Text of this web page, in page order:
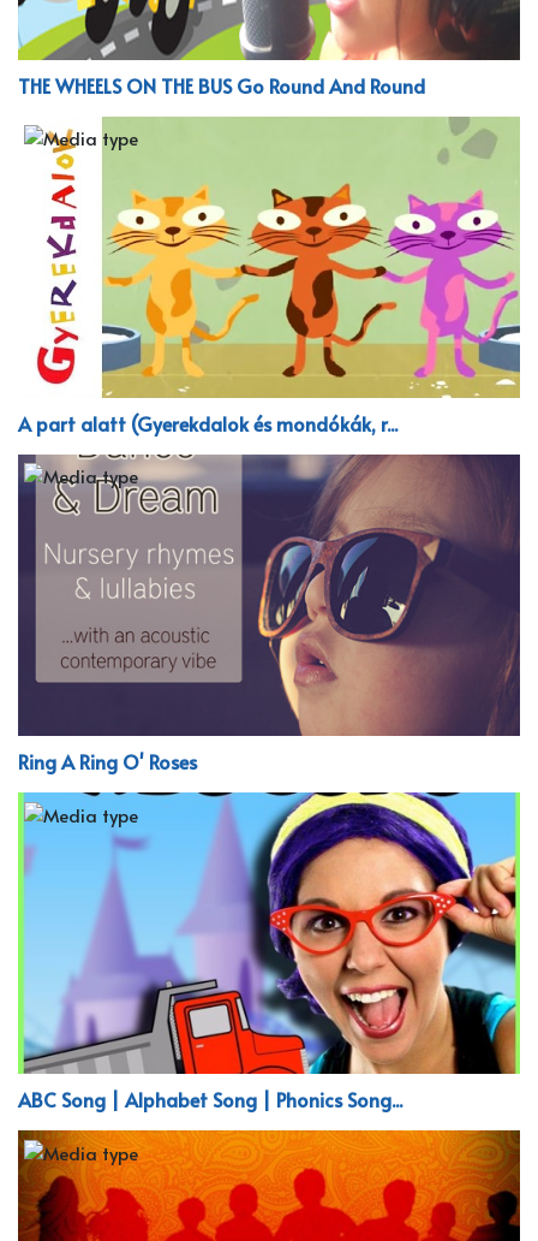
THE WHEELS ON THE BUS Go Round And Round
A part alatt (Gyerekdalok és mondókák, r...
Ring A Ring O' Roses
ABC Song | Alphabet Song | Phonics Song...